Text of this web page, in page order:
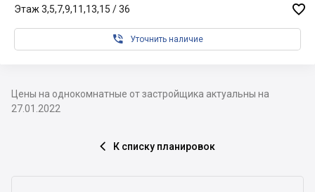
Этаж 3,5,7,9,11,13,15 / 36 
 Уточнить наличие
Цены на однокомнатные от застройщика актуальны на
27.01.2022
 К списку планировок